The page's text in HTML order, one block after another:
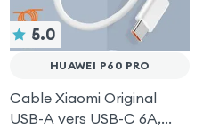
5.0
HUAWEI P60 PRO
Cable Xiaomi Original
USB-A vers USB-C 6A,